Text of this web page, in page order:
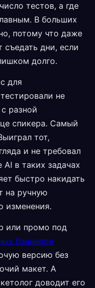
тестов, а где
В больших
потому что даже
дни, если
долго.
для
не
разной
спикера. Самый
тот,
и не требовал
в таких задачах
быстро накидать
на ручную
изменения.
или промо под
баннеров
версию без
макет. А
доводит его